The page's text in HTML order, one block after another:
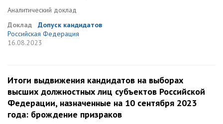
Аналитический доклад
Доклад
Допуск кандидатов
Российская Федерация
16.08.2023
Итоги выдвижения кандидатов на выборах
высших должностных лиц субъектов Российской
Федерации, назначенные на 10 сентября 2023
года: брождение призраков